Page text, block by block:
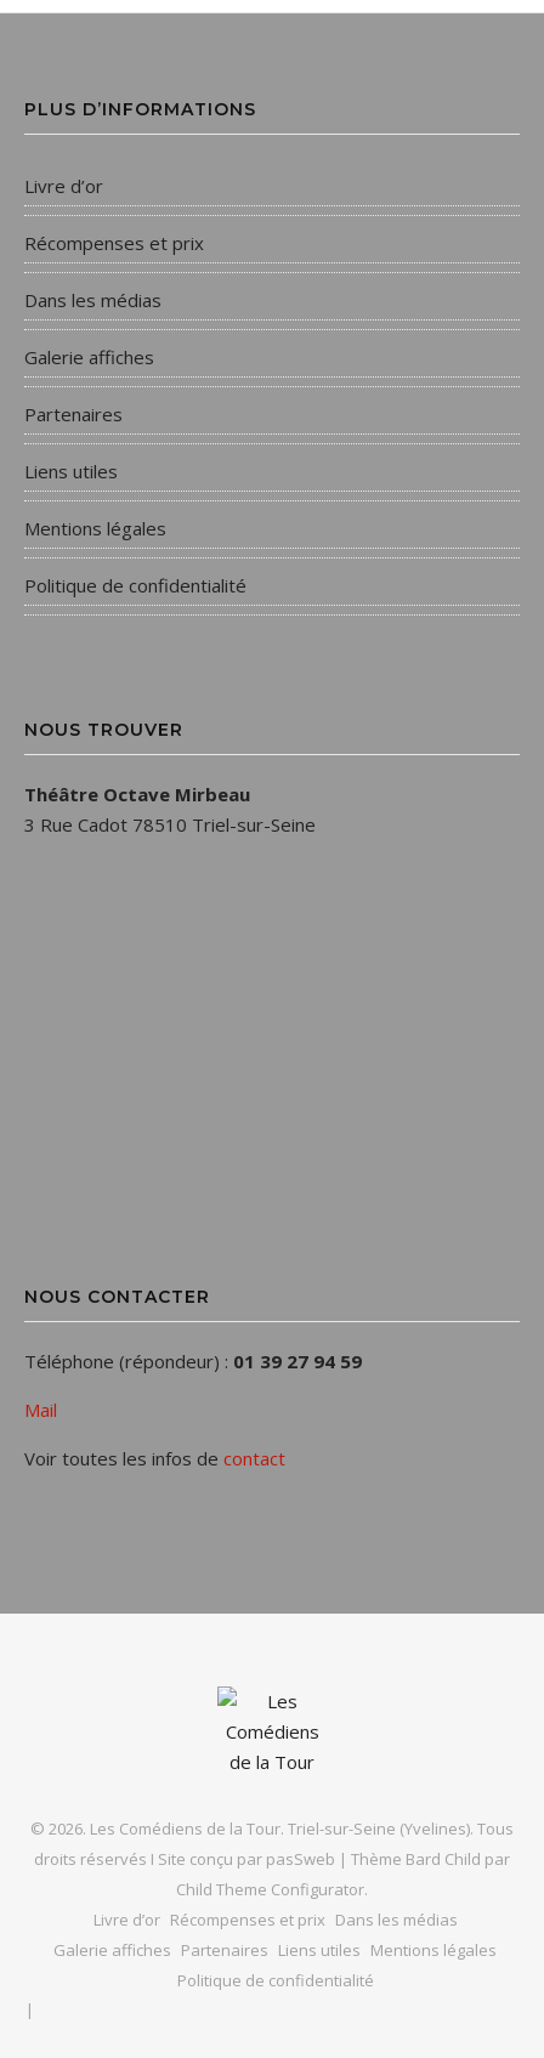
PLUS D’INFORMATIONS
Livre d’or
Récompenses et prix
Dans les médias
Galerie affiches
Partenaires
Liens utiles
Mentions légales
Politique de confidentialité
NOUS TROUVER
Théâtre Octave Mirbeau
3 Rue Cadot 78510 Triel-sur-Seine
NOUS CONTACTER
Téléphone (répondeur) : 01 39 27 94 59
Mail
Voir toutes les infos de contact
© 2026. Les Comédiens de la Tour. Triel-sur-Seine (Yvelines). Tous
droits réservés I Site conçu par pasSweb | Thème Bard Child par
Child Theme Configurator.
Livre d’or Récompenses et prix Dans les médias
Galerie affiches Partenaires Liens utiles Mentions légales
Politique de confidentialité